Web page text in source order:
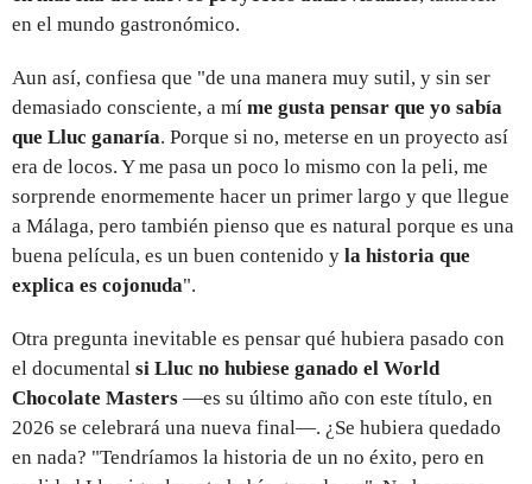
en el mundo gastronómico.
Aun así, confiesa que "de una manera muy sutil, y sin ser
demasiado consciente, a mí me gusta pensar que yo sabía
que Lluc ganaría. Porque si no, meterse en un proyecto así
era de locos. Y me pasa un poco lo mismo con la peli, me
sorprende enormemente hacer un primer largo y que llegue
a Málaga, pero también pienso que es natural porque es una
buena película, es un buen contenido y la historia que
explica es cojonuda".
Otra pregunta inevitable es pensar qué hubiera pasado con
el documental si Lluc no hubiese ganado el World
Chocolate Masters —es su último año con este título, en
2026 se celebrará una nueva final—. ¿Se hubiera quedado
en nada? "Tendríamos la historia de un no éxito, pero en